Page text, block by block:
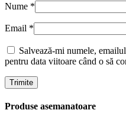
Nume *
Email *
Salvează-mi numele,
pentru data viitoare când o să
Produse asemanatoare